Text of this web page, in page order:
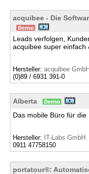
acquibee - Die
Leads verfolgen,
acquibee super einfach
Hersteller: acquibee GmbH
(0)89 / 6931 391-0
Alberta
Das mobile Büro für die
Hersteller: IT-Labs GmbH
0911 47758150
portatour®: